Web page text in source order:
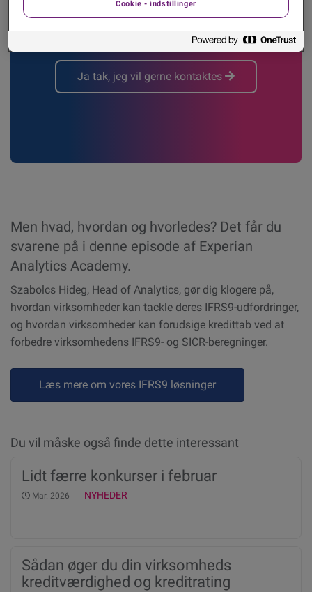
os.
Ja tak, jeg vil gerne kontaktes
Men hvad, hvordan og hvorledes? Det får du
svarene på i denne episode af Experian
Analytics Academy.
Szabolcs Hideg, Head of Analytics, gør dig klogere på,
hvordan virksomheder kan tackle deres IFRS9-udfordringer,
og hvordan virksomheder kan forudsige kredittab ved at
forbedre virksomhedens IFRS9- og SICR-beregninger.
Læs mere om vores IFRS9 løsninger
Du vil måske også finde dette interessant
Lidt færre konkurser i februar
Mar. 2026 | NYHEDER
Sådan øger du din virksomheds
kreditværdighed og kreditrating
Cookie - indstillinger